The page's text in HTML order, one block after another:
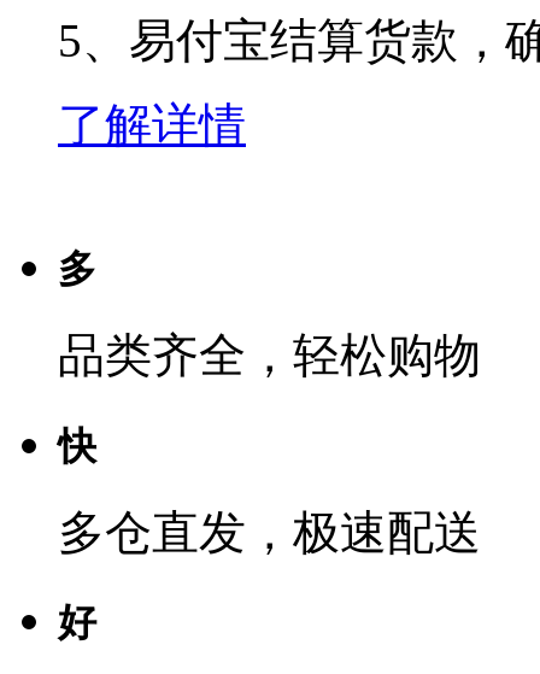
5、易付宝结算货款，
了解详情
多
品类齐全，轻松购物
快
多仓直发，极速配送
好